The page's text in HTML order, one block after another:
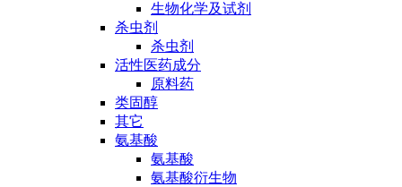
生物化学及试剂
杀虫剂
杀虫剂
活性医药成分
原料药
类固醇
其它
氨基酸
氨基酸
氨基酸衍生物